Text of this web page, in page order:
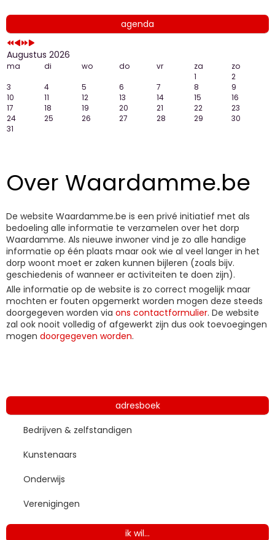
agenda
Augustus 2026
ma di wo do vr za
zo
1
2
3
4 5 6 7 8
9
10
11 12 13 14 15
16
17
18 19 20 21 22
23
24
25 26 27 28 29
30
31
Over Waardamme.be
De website Waardamme.be is een privé initiatief met als
bedoeling alle informatie te verzamelen over het dorp
Waardamme. Als nieuwe inwoner vind je zo alle handige
informatie op één plaats maar ook wie al veel langer in het
dorp woont moet er zaken kunnen bijleren (zoals bijv.
geschiedenis of wanneer er activiteiten te doen zijn).
Alle informatie op de website is zo correct mogelijk maar
mochten er fouten opgemerkt worden mogen deze steeds
doorgegeven worden via ons contactformulier. De website
zal ook nooit volledig of afgewerkt zijn dus ook toevoegingen
mogen doorgegeven worden.
adresboek
Bedrijven & zelfstandigen
Kunstenaars
Onderwijs
Verenigingen
ik wil...